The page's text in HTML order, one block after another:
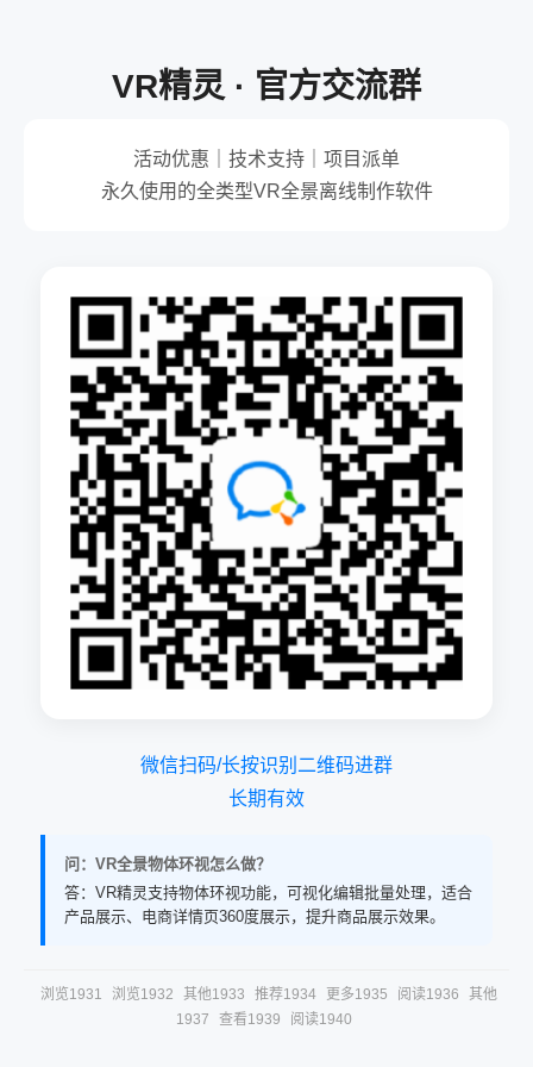
VR精灵 · 官方交流群
活动优惠｜技术支持｜项目派单
永久使用的全类型VR全景离线制作软件
微信扫码/长按识别二维码进群
长期有效
问：VR全景物体环视怎么做？
答：VR精灵支持物体环视功能，可视化编辑批量处理，适合
产品展示、电商详情页360度展示，提升商品展示效果。
浏览1931 浏览1932 其他1933 推荐1934 更多1935 阅读1936
其他
1937
查看1939 阅读1940